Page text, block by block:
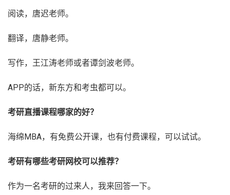
阅读，唐迟老师。
翻译，唐静老师。
写作，王江涛老师或者谭剑波老师。
APP的话，新东方和考虫都可以。
考研直播课程哪家的好？
海绵MBA，有免费公开课，也有付费课程，可以试试。
考研有哪些考研网校可以推荐？
作为一名考研的过来人，我来回答一下。